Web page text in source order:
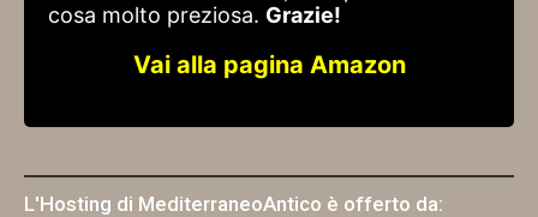
cosa molto preziosa. Grazie!
Vai alla pagina Amazon
L'Hosting di MediterraneoAntico è offerto da: